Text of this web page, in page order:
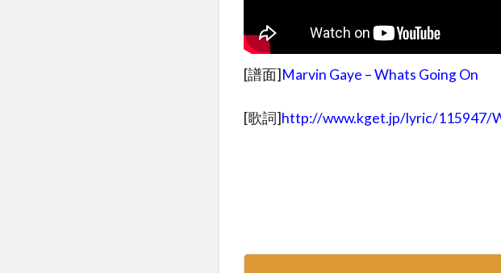
[譜面] Marvin Gaye – Whats Going On
[歌詞]http://www.kget.jp/lyric/115947/